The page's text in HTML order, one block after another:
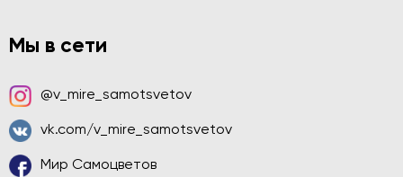
Мы в сети
@v_mire_samotsvetov
vk.com/v_mire_samotsvetov
Мир Самоцветов